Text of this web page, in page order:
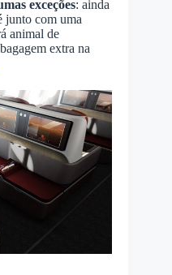
exceções: ainda
junto com uma
animal de
extra na